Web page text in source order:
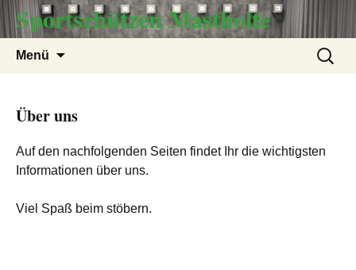
Sportschützen Mastholte
Menü
Suchen
nach:
Über uns
Auf den nachfolgenden Seiten findet Ihr die wichtigsten
Informationen über uns.
Viel Spaß beim stöbern.